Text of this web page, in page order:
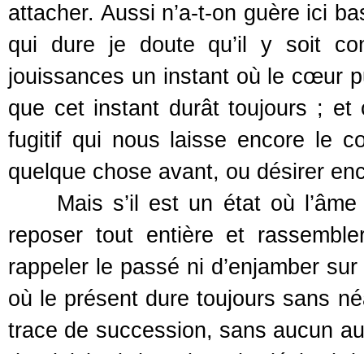
attacher. Aussi n’a-t-on guère ici
qui dure je doute qu’il y soit
jouissances un instant où le cœur
que cet instant durât toujours ; et
fugitif qui nous laisse encore le
quelque chose avant, ou désirer
Mais s’il est un état où l’âme
reposer tout entière et
rappeler le passé ni d’enjamber
où le présent dure toujours sans
trace de succession, sans aucun